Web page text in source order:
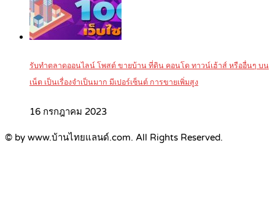
รับทำตลาดออนไลน์ โพสต์ ขายบ้าน ที่ดิน คอนโด ทาวน์เฮ้าส์ หรืออื่นๆ บน
เน็ต เป็นเรื่องจำเป็นมาก มีเปอร์เซ็นต์ การขายเพิ่มสูง
16 กรกฎาคม 2023
© by www.บ้านไทยแลนด์.com. All Rights Reserved.